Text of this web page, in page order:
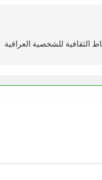
الثقافية للشخصية العراقية